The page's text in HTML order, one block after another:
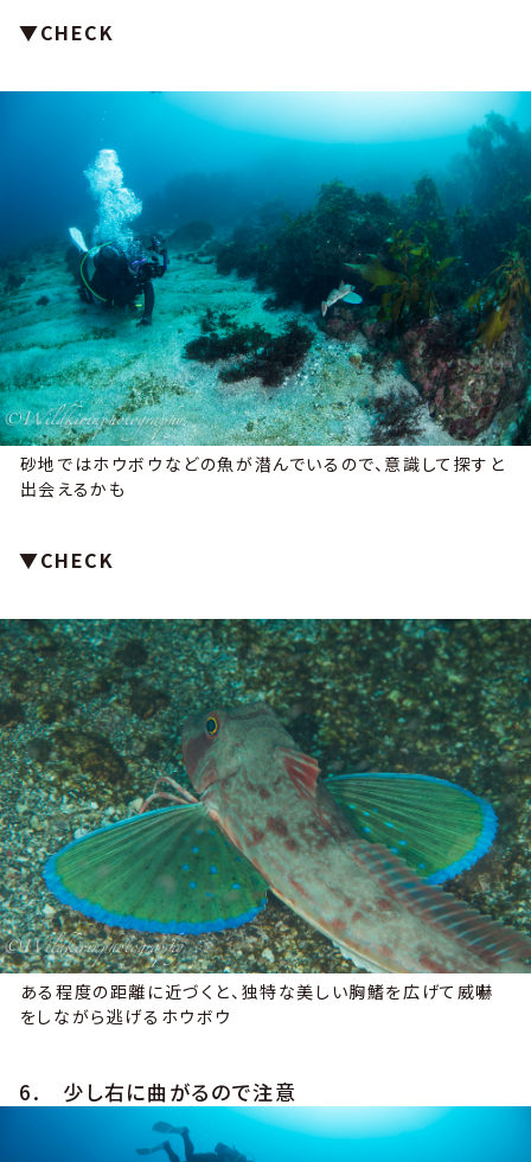
▼CHECK
砂地ではホウボウなどの魚が潜んでいるので、意識して探すと
出会えるかも
▼CHECK
ある程度の距離に近づくと、独特な美しい胸鰭を広げて威嚇
をしながら逃げるホウボウ
6. 少し右に曲がるので注意